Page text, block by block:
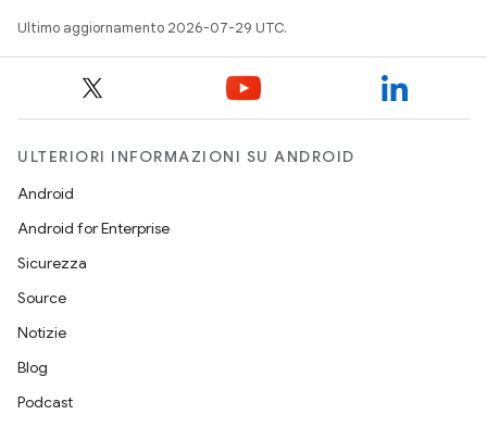
Ultimo aggiornamento 2026-07-29 UTC.
ULTERIORI INFORMAZIONI SU ANDROID
Android
Android for Enterprise
Sicurezza
Source
Notizie
Blog
Podcast